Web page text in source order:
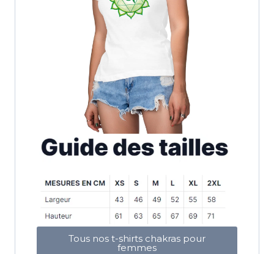
Tous nos t-shirts chakras pour
femmes